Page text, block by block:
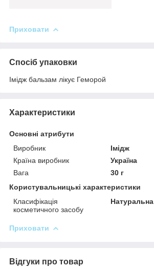
Приховати
Спосіб упаковки
Імідж бальзам лікує Геморой
Характеристики
Основні атрибути
Виробник
Імідж
Країна виробник
Україна
Вага
30 г
Користувальницькі характеристики
Класифікація
косметичного засобу
Натуральна
Приховати
Відгуки про товар